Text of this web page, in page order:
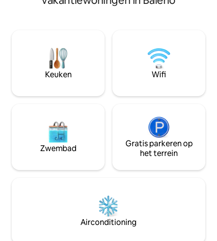
andere voorzieningen. Dit appartement
studio-appartement ligt op slechts
enkele minuten afstand van alle punten
in de stad Masbate. Dus kom wat
herinneringen maken in deze unieke
Geschikt voor maximaal vier personen.
kathedraal van
bidetspray en
water. Geen
kamer is rustig,
functioneel voor
Keuken Wifi
Zwembad
Gratis parkeren op
het terrein
Airconditioning